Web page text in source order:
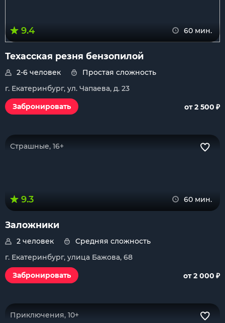
9.4 60 мин.
Техасская резня бензопилой
2-6 человек
Простая сложность
г. Екатеринбург, ул. Чапаева, д. 23
Забронировать
от 2 500 ₽
Страшные, 16+
9.3 60 мин.
Заложники
2 человек
Средняя сложность
г. Екатеринбург, улица Бажова, 68
Забронировать
от 2 000 ₽
Приключения, 10+